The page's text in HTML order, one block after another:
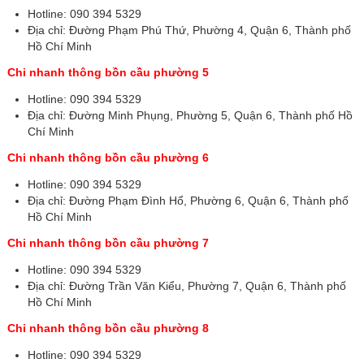
Hotline: 090 394 5329
Địa chỉ: Đường Phạm Phú Thứ, Phường 4, Quận 6, Thành phố
Hồ Chí Minh
Chi nhanh thông bồn cầu phường 5
Hotline: 090 394 5329
Địa chỉ: Đường Minh Phụng, Phường 5, Quận 6, Thành phố Hồ
Chí Minh
Chi nhanh thông bồn cầu phường 6
Hotline: 090 394 5329
Địa chỉ: Đường Phạm Đình Hổ, Phường 6, Quận 6, Thành phố
Hồ Chí Minh
Chi nhanh thông bồn cầu phường 7
Hotline: 090 394 5329
Địa chỉ: Đường Trần Văn Kiểu, Phường 7, Quận 6, Thành phố
Hồ Chí Minh
Chi nhanh thông bồn cầu phường 8
Hotline: 090 394 5329